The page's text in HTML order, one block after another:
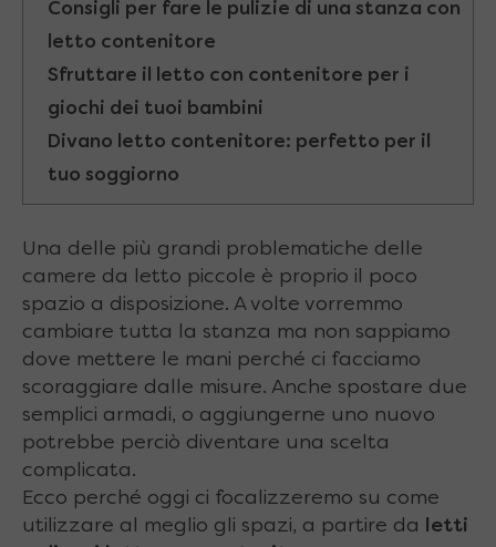
Consigli per fare le pulizie di una stanza con
letto contenitore
Sfruttare il letto con contenitore per i
giochi dei tuoi bambini
Divano letto contenitore: perfetto per il
tuo soggiorno
Una delle più grandi problematiche delle
camere da letto piccole è proprio il poco
spazio a disposizione. A volte vorremmo
cambiare tutta la stanza ma non sappiamo
dove mettere le mani perché ci facciamo
scoraggiare dalle misure. Anche spostare due
semplici armadi, o aggiungerne uno nuovo
potrebbe perciò diventare una scelta
complicata.
Ecco perché oggi ci focalizzeremo su come
utilizzare al meglio gli spazi, a partire da
letti